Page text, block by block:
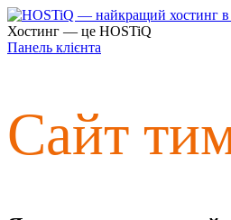
Хостинг — це HOSTiQ
Панель клієнта
Сайт